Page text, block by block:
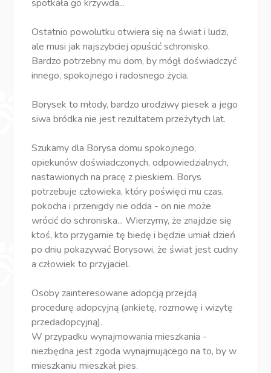
spotkała go krzywda...
Ostatnio powolutku otwiera się na świat i ludzi,
ale musi jak najszybciej opuścić schronisko.
Bardzo potrzebny mu dom, by mógł doświadczyć
innego, spokojnego i radosnego życia.
Borysek to młody, bardzo urodziwy piesek a jego
siwa bródka nie jest rezultatem przeżytych lat.
Szukamy dla Borysa domu spokojnego,
opiekunów doświadczonych, odpowiedzialnych,
nastawionych na pracę z pieskiem. Borys
potrzebuje człowieka, który poświęci mu czas,
pokocha i przenigdy nie odda - on nie może
wrócić do schroniska... Wierzymy, że znajdzie się
ktoś, kto przygarnie tę biedę i będzie umiał dzień
po dniu pokazywać Borysowi, że świat jest cudny
a człowiek to przyjaciel.
Osoby zainteresowane adopcją przejdą
procedurę adopcyjną (ankietę, rozmowę i wizytę
przedadopcyjną).
W przypadku wynajmowania mieszkania -
niezbędna jest zgoda wynajmującego na to, by w
mieszkaniu mieszkał pies.